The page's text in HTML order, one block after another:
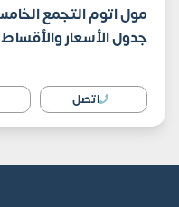
جدول الأسعار والأقساط
اتصل